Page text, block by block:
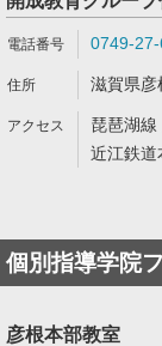
0749-
滋賀県彦
琵琶湖
近江鉄道
個別指導学院
彦根本部教室